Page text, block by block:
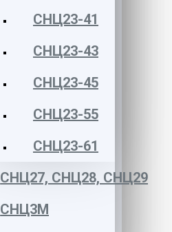
СНЦ23-41
СНЦ23-43
СНЦ23-45
СНЦ23-55
СНЦ23-61
СНЦ27, СНЦ28, СНЦ29
СНЦ3М